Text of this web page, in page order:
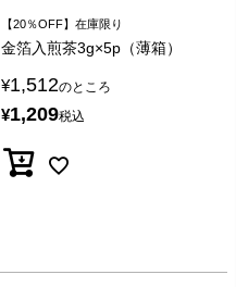
【20％OFF】在庫限り
金箔入煎茶3g×5p（薄箱）
¥1,512のところ
¥1,209税込